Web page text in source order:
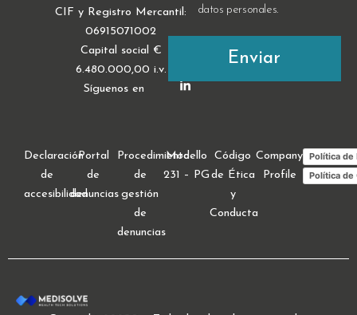
CIF y Registro Mercantil:
06915071002
Capital social €
6.480.000,00 i.v.
Síguenos en
datos personales.
Declaración
de
accesibilidad
Portal
de
denuncias
Procedimiento
de
gestión
de
denuncias
Modello
231 – PG
Código
de Ética
y
Conducta
Company
Profile
Política de
Política de